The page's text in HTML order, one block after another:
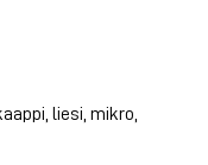
liesi, mikro,